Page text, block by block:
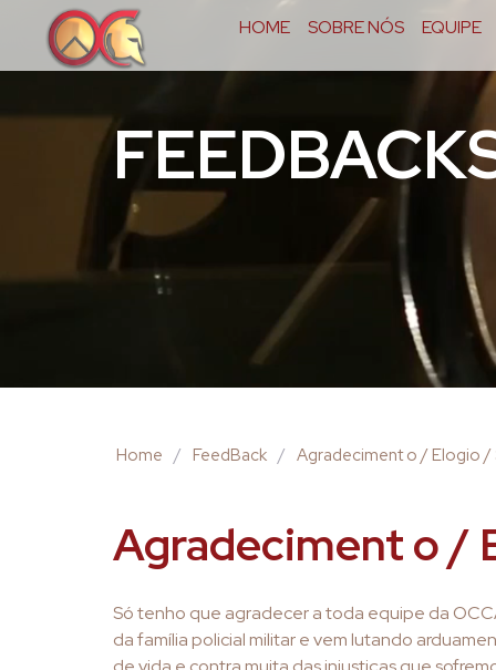
HOME SOBRE NÓS EQUIPE
Home / FeedBack / Agradeciment o / Elogio /
Agradeciment o /
Só tenho que agradecer a toda equipe da
da família policial militar e vem lutando